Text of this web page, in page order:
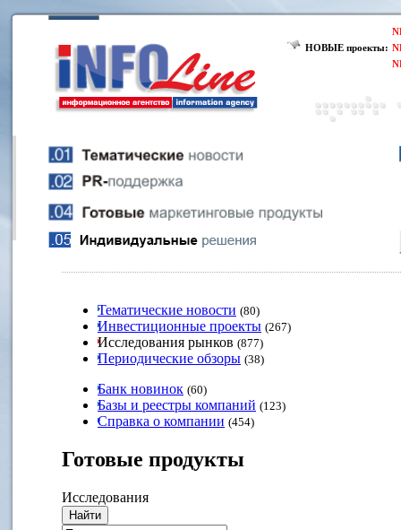
НОВЫЕ проекты:
Тематические новости (80)
Инвестиционные проекты (267)
Исследования рынков (877)
Периодические обзоры (38)
Банк новинок (60)
Базы и реестры компаний (123)
Справка о компании (454)
Готовые продукты
Исследования